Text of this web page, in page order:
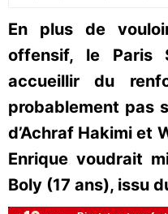
En plus de
offensif, le Paris
accueillir du
probablement pas
d’Achraf Hakimi et
Enrique voudrait
Boly (17 ans), issu